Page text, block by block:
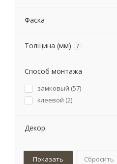
Фаска
Толщина (мм) ?
Способ монтажа
замковый (57)
клеевой (2)
Декор
Сбросить